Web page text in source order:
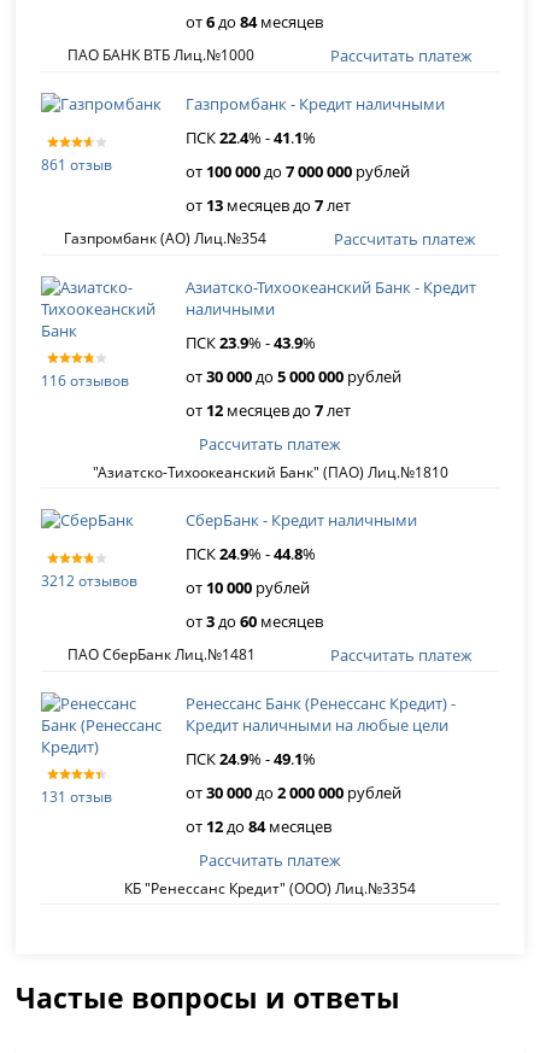
от6до84месяцев
ПАО БАНК ВТБ Лиц.№1000 Рассчитать платеж
861 отзыв
Газпромбанк - Кредит наличными
ПСК22.4% -41.1%
от 100 000до7 000 000 рублей
от 13 месяцев до7лет
Газпромбанк (АО) Лиц.№354 Рассчитать платеж
116 отзывов
Азиатско-Тихоокеанский Банк - Кредит
наличными
ПСК23.9% -43.9%
от30 000до5 000 000 рублей
от 12 месяцев до7лет
"Азиатско-Тихоокеанский Банк" (ПАО) Лиц.№1810
Рассчитать платеж
3212 отзывов
СберБанк - Кредит наличными
ПСК24.9% -44.8%
от 10 000 рублей
от3до60 месяцев
ПАО СберБанк Лиц.№1481 Рассчитать платеж
131 отзыв
Ренессанс Банк (Ренессанс Кредит) -
Кредит наличными на любые цели
ПСК24.9% -49.1%
от30 000до2 000 000 рублей
от 12до84месяцев
КБ "Ренессанс Кредит" (ООО) Лиц.№3354
Рассчитать платеж
Частые вопросы и ответы